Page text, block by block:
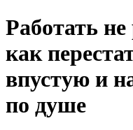
Работать
как
впустую и
по душе